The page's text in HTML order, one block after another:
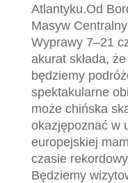
Atlantyku.Od
Masyw
Wyprawy 7–21
akurat składa, że
będziemy
spektakularne
może chińska
okazjępoznać w
europejskiej
czasie
Będziemy wizyto